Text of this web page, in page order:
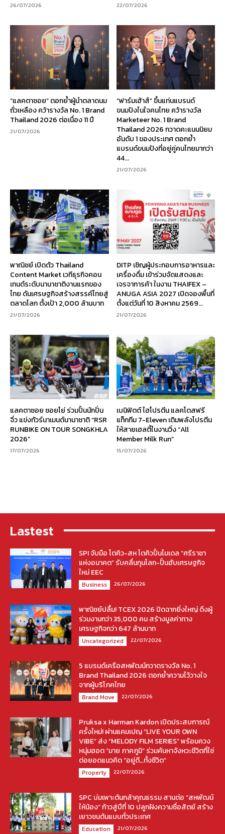
26/07/2026 22/07/2026
“แลคตาซอย” ตอกย้ำผู้นำตลาดนม
ถั่วเหลือง คว้ารางวัล No. 1 Brand
Thailand 2026 ต่อเนื่อง 11 ปี
21/07/2026
“ฟาร์มเฮ้าส์” ขึ้นแท่นแบรนด์
ขนมปังในใจคนไทย คว้ารางวัล
Marketeer No. 1 Brand
Thailand 2026 กวาดคะแนนนิยม
อันดับ 1 ของประเทศ ตอกย้ำ
แบรนด์ขนมปังที่อยู่คู่คนไทยมากว่า
44...
21/07/2026
พาณิชย์ เปิดตัว Thailand
Content Market เวทีธุรกิจคอน
เทนต์ระดับนานาชาติงานแรกของ
ไทย ดันเศรษฐกิจสร้างสรรค์ไทยสู่
ตลาดโลก ตั้งเป้า 2,000 ล้านบาท
21/07/2026
DITP เชิญผู้ประกอบการอาหารและ
เครื่องดื่ม เข้าร่วมจัดแสดงและ
เจรจาการค้า ในงาน THAIFEX –
ANUGA ASIA 2027 เปิดจองพื้นที่
ตั้งแต่วันที่ 10 สิงหาคม 2569...
21/07/2026
แลคตาซอย ซอยโย่ ร่วมปั้นนักปั่น
จิ๋ว แข่งทัวร์นาเมนต์นานาชาติ “RSR
RUNBIKE ON TOUR SONGKHLA
2026”
17/07/2026
เบนิฟิตต์ ไฮโปรตีน แลคโตสฟรี
แท็กทีม 7-Eleven เติมพลังโปรตีน
ให้สายเฮลตี้ในงานวิ่ง “All
Member Milk Run”
15/07/2026
Lastest
SPI จับมือ โตคิว-สห โตคิวปั้นโมเดล “ศรีราชา
แห่งอนาคต” รับคลื่นทุนโลก-ปั้นฮับเศรษฐกิจ
ใหม่ EEC
Business 26/07/2026
พาณิชย์ปลื้ม! TCEX 2026 ปิดฉากยิ่งใหญ่ ดึงผู้
ร่วมงานกว่า 35,000 คน สร้างมูลค่าทาง
เศรษฐกิจกว่า 647 ล้านบาท
Uncategorized 22/07/2026
5 แบรนด์เครือสหพัฒน์กวาดรางวัล No. 1
Brand Thailand 2026 ตอกย้ำความไว้วางใจ
จากผู้บริโภคไทย
Brand Move 22/07/2026
Pruksa x Harman Kardon เปิดประสบการณ์
ครั้งใหม่! ผ่านแคมเปญ “LIVE YOUR OWN
VIBE” ส่ง “MELODY FILM SERIES” พร้อมควง
หนุ่มฮอต “มาย ภาคภูมิ” ร่วมค้นหาจังหวะชีวิตที่ใช่
ต่อยอดแนวคิด “อยู่ดี…ทั้งชีวิต”
Property 22/07/2026
SPC บ่มเพาะต้นกล้าคุณธรรม สานต่อ “สหพัฒน์
ให้น้อง” ก้าวสู่ปีที่ 10 ปลูกฝังความซื่อสัตย์ สร้าง
เยาวชนต้นแบบทั่วประเทศ
Education 21/07/2026